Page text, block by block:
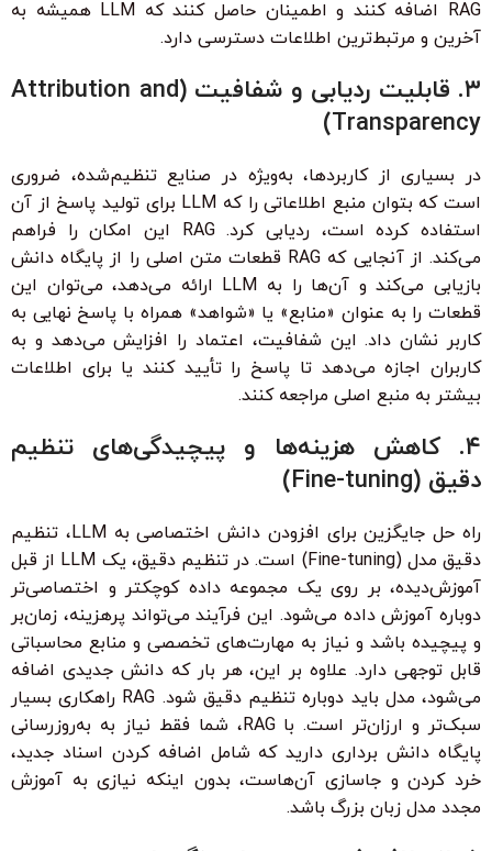
RAG اضافه کنند و اطمینان حاصل کنند که LLM همیشه به
آخرین و مرتبط‌ترین اطلاعات دسترسی دارد.
۳. قابلیت ردیابی و شفافیت (Attribution and
Transparency)
در بسیاری از کاربردها، به‌ویژه در صنایع تنظیم‌شده، ضروری
است که بتوان منبع اطلاعاتی را که LLM برای تولید پاسخ از آن
استفاده کرده است، ردیابی کرد. RAG این امکان را فراهم
می‌کند. از آنجایی که RAG قطعات متن اصلی را از پایگاه دانش
بازیابی می‌کند و آن‌ها را به LLM ارائه می‌دهد، می‌توان این
قطعات را به عنوان «منابع» یا «شواهد» همراه با پاسخ نهایی به
کاربر نشان داد. این شفافیت، اعتماد را افزایش می‌دهد و به
کاربران اجازه می‌دهد تا پاسخ را تأیید کنند یا برای اطلاعات
بیشتر به منبع اصلی مراجعه کنند.
۴. کاهش هزینه‌ها و پیچیدگی‌های تنظیم
دقیق (Fine-tuning)
راه حل جایگزین برای افزودن دانش اختصاصی به LLM، تنظیم
دقیق مدل (Fine-tuning) است. در تنظیم دقیق، یک LLM از قبل
آموزش‌دیده، بر روی یک مجموعه داده کوچکتر و اختصاصی‌تر
دوباره آموزش داده می‌شود. این فرآیند می‌تواند پرهزینه، زمان‌بر
و پیچیده باشد و نیاز به مهارت‌های تخصصی و منابع محاسباتی
قابل توجهی دارد. علاوه بر این، هر بار که دانش جدیدی اضافه
می‌شود، مدل باید دوباره تنظیم دقیق شود. RAG راهکاری بسیار
سبک‌تر و ارزان‌تر است. با RAG، شما فقط نیاز به به‌روزرسانی
پایگاه دانش برداری دارید که شامل اضافه کردن اسناد جدید،
خرد کردن و جاسازی آن‌هاست، بدون اینکه نیازی به آموزش
مجدد مدل زبان بزرگ باشد.